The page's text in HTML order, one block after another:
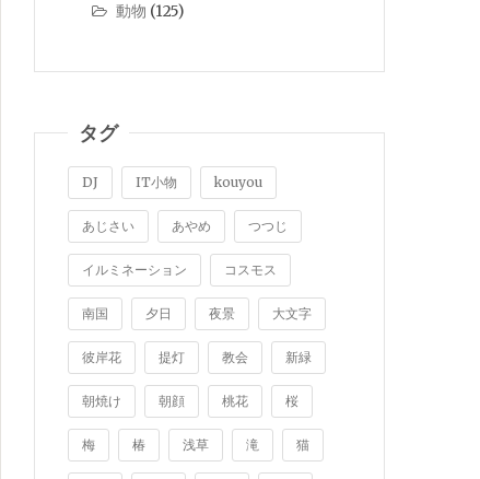
動物 (125)
タグ
DJ IT小物 kouyou
あじさい あやめ つつじ
イルミネーション コスモス
南国 夕日 夜景 大文字
彼岸花 提灯 教会 新緑
朝焼け 朝顔 桃花 桜
梅 椿 浅草 滝 猫